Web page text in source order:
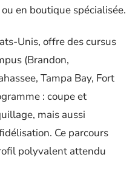
en boutique spécialisée.
Unis, offre des cursus
(Brandon,
Tampa Bay, Fort
: coupe et
mais aussi
Ce parcours
polyvalent attendu